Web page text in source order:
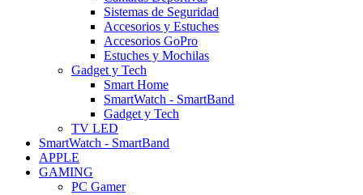
Sistemas de Seguridad
Accesorios y Estuches
Accesorios GoPro
Estuches y Mochilas
Gadget y Tech
Smart Home
SmartWatch - SmartBand
Gadget y Tech
TV LED
SmartWatch - SmartBand
APPLE
GAMING
PC Gamer